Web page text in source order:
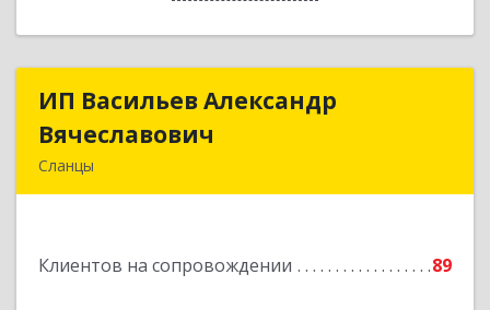
ИП Васильев Александр
Вячеславович
Сланцы
Клиентов на сопровождении 89
ИП Васильев Александр
Подробнее